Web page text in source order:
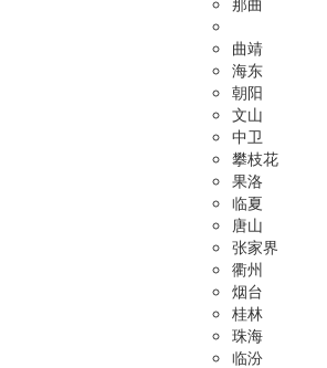
曲靖
海东
朝阳
文山
中卫
攀枝花
果洛
临夏
唐山
张家界
衢州
烟台
桂林
珠海
临汾